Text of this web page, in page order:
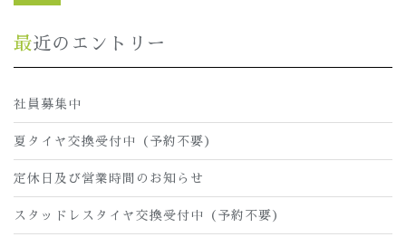
最近のエントリー
社員募集中
夏タイヤ交換受付中（予約不要）
定休日及び営業時間のお知らせ
スタッドレスタイヤ交換受付中（予約不要）